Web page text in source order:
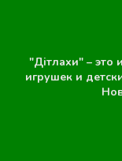
"Дітлахи" – это
игрушек и